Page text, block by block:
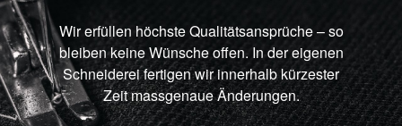
Wir erfüllen höchste Qualitätsansprüche – so
bleiben keine Wünsche offen. In der eigenen
Schneiderei fertigen wir innerhalb kürzester
Zeit massgenaue Änderungen.